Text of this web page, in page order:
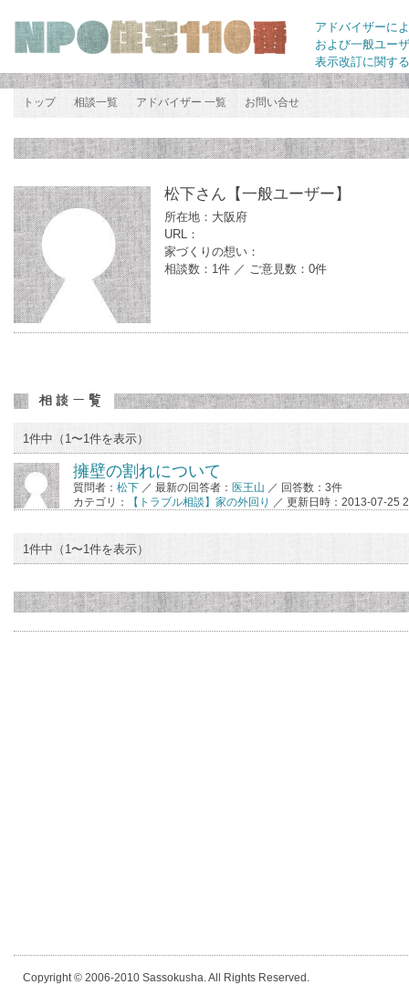
アドバイザーに
および一般ユー
表示改訂に関す
トップ 相談一覧 アドバイザー 一覧 お問い合せ
松下さん 【一般ユーザー】
所在地：大阪府
URL：
家づくりの想い：
相談数：1件 ／ ご意見数：0件
1件中（1〜1件を表示）
擁壁の割れについて
質問者： 松下 ／ 最新の回答者： 医王山 ／ 回答数：3件
カテゴリ：
【トラブル相談】家の外回り ／ 更新日時：2013-07-25
1件中（1〜1件を表示）
Copyright © 2006-2010 Sassokusha. All Rights Reserved.